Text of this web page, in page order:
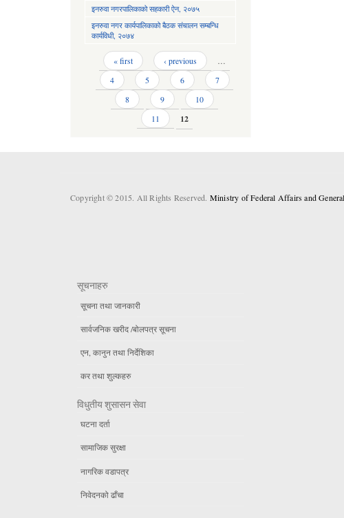
इनरुवा नगरपालिकाको सहकारी ऐन, २०७५
इनरुवा नगर कार्यपालिकाको बैठक संचालन सम्बन्धि
कार्यविधी, २०७४
Pages « first ‹ previous
…
4
5 6
7
8
9
10
11
12
Copyright © 2015. All Rights Reserved. Ministry of Federal Affairs and
सूचनाहरु
सूचना तथा जानकारी
सार्वजनिक खरीद /बोलपत्र सूचना
एन, कानुन तथा निर्देशिका
कर तथा शुल्कहरु
विधुतीय शुसासन सेवा
घटना दर्ता
सामाजिक सुरक्षा
नागरिक वडापत्र
निवेदनको ढाँचा